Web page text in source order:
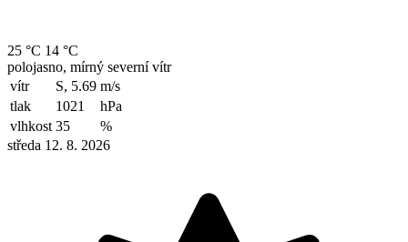
25 °C 14 °C
polojasno, mírný severní vítr
vítr
S, 5.69 m/s
tlak
1021
hPa
vlhkost 35
%
středa 12. 8. 2026